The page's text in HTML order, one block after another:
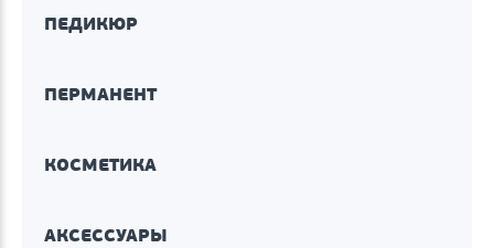
ПЕДИКЮР
ПЕРМАНЕНТ
КОСМЕТИКА
АКСЕССУАРЫ